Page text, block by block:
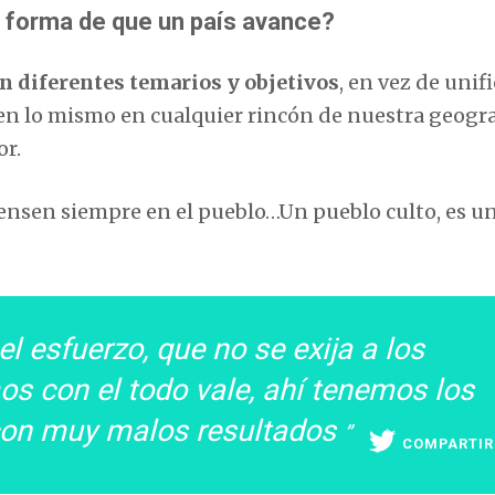
de que un país avance?
diferentes temarios y objetivos, en vez de
lo mismo en cualquier rincón de nuestra
siempre en el pueblo…Un pueblo culto, es un
esfuerzo, que no se exija a los
con el todo vale, ahí tenemos los
muy malos resultados